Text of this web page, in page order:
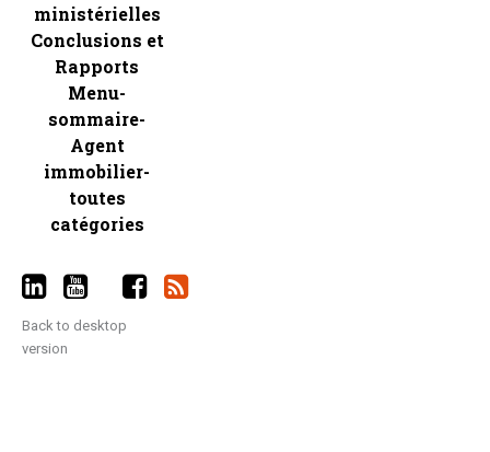
ministérielles
Conclusions et
Rapports
Menu-
sommaire-
Agent
immobilier-
toutes
catégories
Back to desktop
version